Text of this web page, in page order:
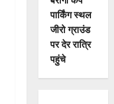
पार्किंग स्थल
जीरो ग्राउंड
पर देर रात्रि
पहुंचे